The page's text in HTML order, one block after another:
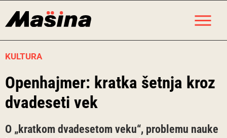
KULTURA
Openhajmer: kratka šetnja kroz
dvadeseti vek
O „kratkom dvadesetom veku“, problemu nauke